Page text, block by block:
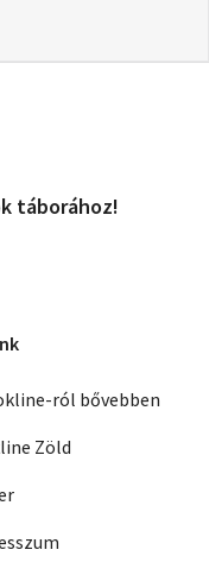
táborához!
ról bővebben
Zöld